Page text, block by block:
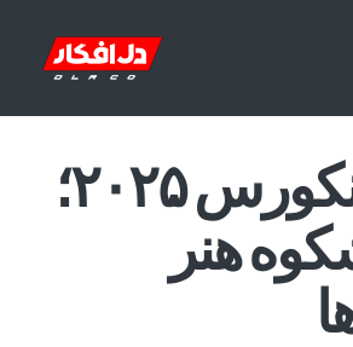
مایامی کنکورس ۲۰۲۵؛
هنر